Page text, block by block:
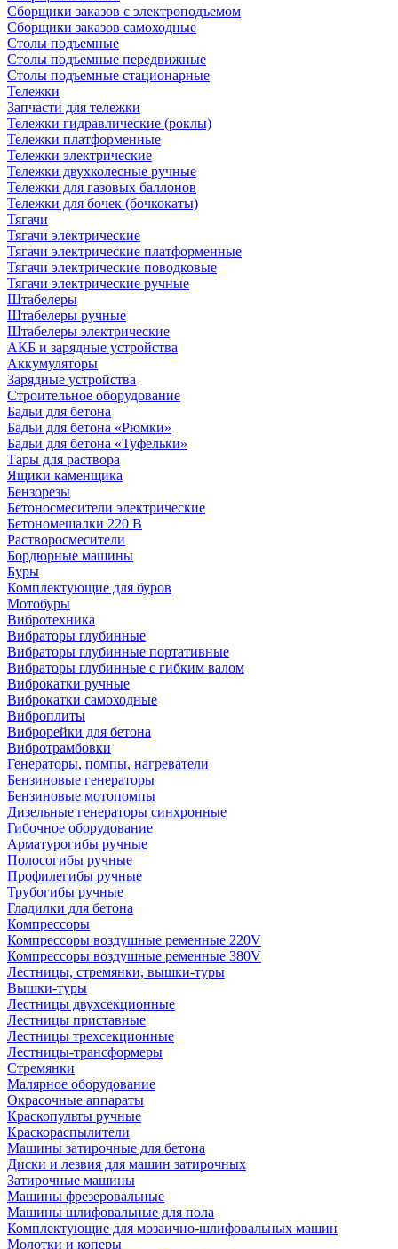
Сборщики заказов с электроподъемом
Сборщики заказов самоходные
Столы подъемные
Столы подъемные передвижные
Столы подъемные стационарные
Тележки
Запчасти для тележки
Тележки гидравлические (роклы)
Тележки платформенные
Тележки электрические
Тележки двухколесные ручные
Тележки для газовых баллонов
Тележки для бочек (бочкокаты)
Тягачи
Тягачи электрические
Тягачи электрические платформенные
Тягачи электрические поводковые
Тягачи электрические ручные
Штабелеры
Штабелеры ручные
Штабелеры электрические
АКБ и зарядные устройства
Аккумуляторы
Зарядные устройства
Строительное оборудование
Бадьи для бетона
Бадьи для бетона «Рюмки»
Бадьи для бетона «Туфельки»
Тары для раствора
Ящики каменщика
Бензорезы
Бетоносмесители электрические
Бетономешалки 220 В
Растворосмесители
Бордюрные машины
Буры
Комплектующие для буров
Мотобуры
Вибротехника
Вибраторы глубинные
Вибраторы глубинные портативные
Вибраторы глубинные с гибким валом
Виброкатки ручные
Виброкатки самоходные
Виброплиты
Виброрейки для бетона
Вибротрамбовки
Генераторы, помпы, нагреватели
Бензиновые генераторы
Бензиновые мотопомпы
Дизельные генераторы синхронные
Гибочное оборудование
Арматурогибы ручные
Полосогибы ручные
Профилегибы ручные
Трубогибы ручные
Гладилки для бетона
Компрессоры
Компрессоры воздушные ременные 220V
Компрессоры воздушные ременные 380V
Лестницы, стремянки, вышки-туры
Вышки-туры
Лестницы двухсекционные
Лестницы приставные
Лестницы трехсекционные
Лестницы-трансформеры
Стремянки
Малярное оборудование
Окрасочные аппараты
Краскопульты ручные
Краскораспылители
Машины затирочные для бетона
Диски и лезвия для машин затирочных
Затирочные машины
Машины фрезеровальные
Машины шлифовальные для пола
Комплектующие для мозаично-шлифовальных машин
Молотки и коперы